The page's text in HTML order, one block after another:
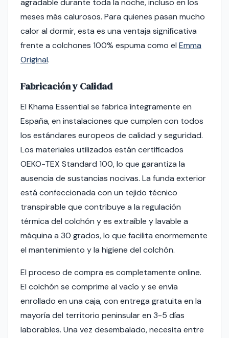
agradable durante toda la noche, incluso en los
meses más calurosos. Para quienes pasan mucho
calor al dormir, esta es una ventaja significativa
frente a colchones 100% espuma como el Emma
Original.
Fabricación y Calidad
El Khama Essential se fabrica íntegramente en
España, en instalaciones que cumplen con todos
los estándares europeos de calidad y seguridad.
Los materiales utilizados están certificados
OEKO-TEX Standard 100, lo que garantiza la
ausencia de sustancias nocivas. La funda exterior
está confeccionada con un tejido técnico
transpirable que contribuye a la regulación
térmica del colchón y es extraíble y lavable a
máquina a 30 grados, lo que facilita enormemente
el mantenimiento y la higiene del colchón.
El proceso de compra es completamente online.
El colchón se comprime al vacío y se envía
enrollado en una caja, con entrega gratuita en la
mayoría del territorio peninsular en 3-5 días
laborables. Una vez desembalado, necesita entre